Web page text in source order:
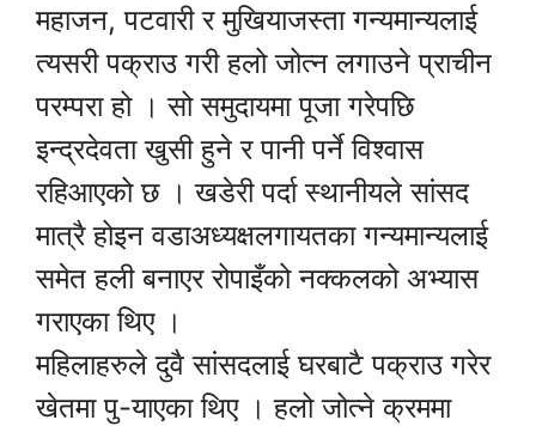
महाजन, पटवारी र मुखियाजस्ता गन्यमान्यलाई
त्यसरी पक्राउ गरी हलो जोत्न लगाउने प्राचीन
परम्परा हो । सो समुदायमा पूजा गरेपछि
इन्द्रदेवता खुसी हुने र पानी पर्ने विश्वास
रहिआएको छ । खडेरी पर्दा स्थानीयले सांसद
मात्रै होइन वडाअध्यक्षलगायतका गन्यमान्यलाई
समेत हली बनाएर रोपाइँको नक्कलको अभ्यास
गराएका थिए ।
महिलाहरुले दुवै सांसदलाई घरबाटै पक्राउ गरेर
खेतमा पु-याएका थिए । हलो जोत्ने क्रममा